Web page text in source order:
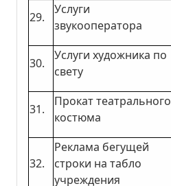
29.
Услуги
звукооператора
30.
Услуги художника по
свету
31.
Прокат театрального
костюма
32.
Реклама бегущей
строки на табло
учреждения